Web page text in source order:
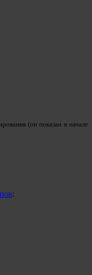
(он показан в начале
: